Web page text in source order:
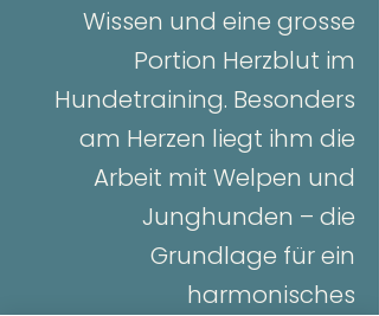
Wissen und eine grosse
Portion Herzblut im
Hundetraining. Besonders
am Herzen liegt ihm die
Arbeit mit Welpen und
Junghunden – die
Grundlage für ein
harmonisches